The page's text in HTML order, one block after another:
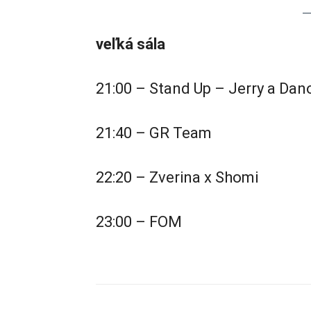
veľká sála
21:00 – Stand Up – Jerry a
21:40 – GR Team
22:20 – Zverina x Shomi
23:00 – FOM